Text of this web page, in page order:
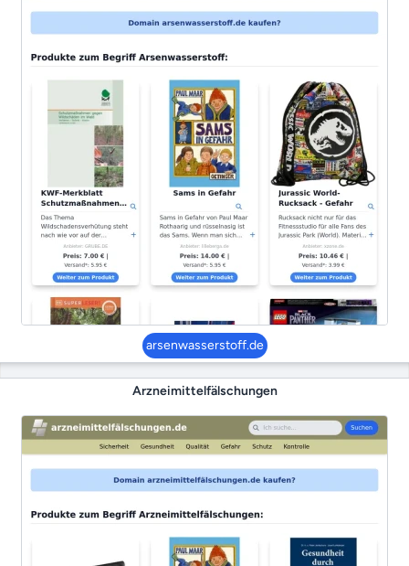
arsenwasserstoff.de
Arzneimittelfälschungen